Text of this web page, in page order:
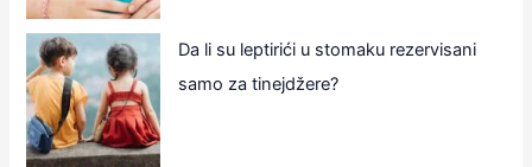
Da li su leptirići u stomaku rezervisani
samo za tinejdžere?